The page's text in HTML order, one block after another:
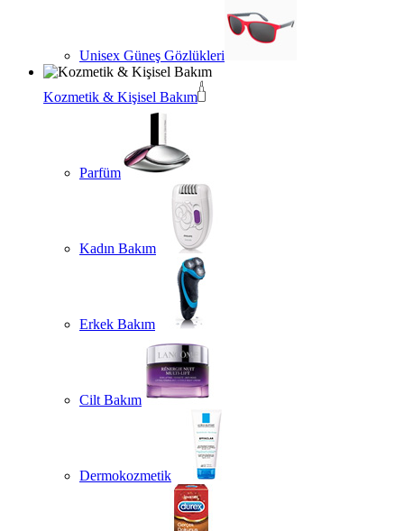
Unisex Güneş Gözlükleri
Kozmetik & Kişisel Bakım
Parfüm
Kadın Bakım
Erkek Bakım
Cilt Bakım
Dermokozmetik